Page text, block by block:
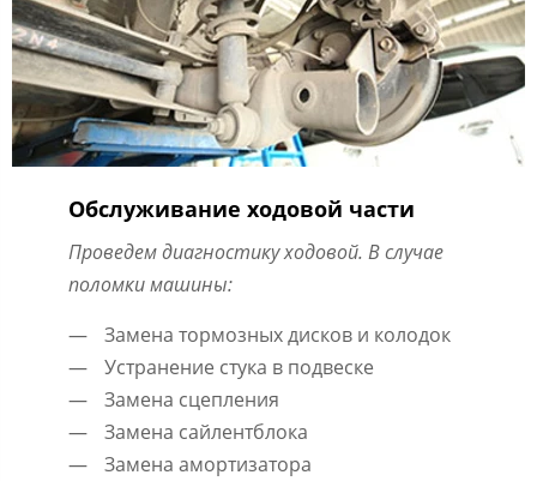
Обслуживание ходовой части
Проведем диагностику ходовой. В случае
поломки машины:
Замена тормозных дисков и колодок
Устранение стука в подвеске
Замена сцепления
Замена сайлентблока
Замена амортизатора